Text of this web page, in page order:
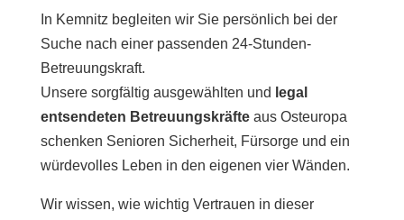
In Kemnitz begleiten wir Sie persönlich bei der
Suche nach einer passenden 24-Stunden-
Betreuungskraft.
Unsere sorgfältig ausgewählten und legal
entsendeten Betreuungskräfteaus Osteuropa
schenken Senioren Sicherheit, Fürsorge und ein
würdevolles Leben in den eigenen vier Wänden.
Wir wissen, wie wichtig Vertrauen in dieser